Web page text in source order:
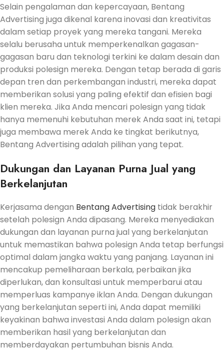
Selain pengalaman dan kepercayaan, Bentang
Advertising juga dikenal karena inovasi dan kreativitas
dalam setiap proyek yang mereka tangani. Mereka
selalu berusaha untuk memperkenalkan gagasan-
gagasan baru dan teknologi terkini ke dalam desain dan
produksi polesign mereka. Dengan tetap berada di garis
depan tren dan perkembangan industri, mereka dapat
memberikan solusi yang paling efektif dan efisien bagi
klien mereka. Jika Anda mencari polesign yang tidak
hanya memenuhi kebutuhan merek Anda saat ini, tetapi
juga membawa merek Anda ke tingkat berikutnya,
Bentang Advertising adalah pilihan yang tepat.
Dukungan dan Layanan Purna Jual yang
Berkelanjutan
Kerjasama dengan Bentang Advertising tidak berakhir
setelah polesign Anda dipasang. Mereka menyediakan
dukungan dan layanan purna jual yang berkelanjutan
untuk memastikan bahwa polesign Anda tetap berfungsi
optimal dalam jangka waktu yang panjang. Layanan ini
mencakup pemeliharaan berkala, perbaikan jika
diperlukan, dan konsultasi untuk memperbarui atau
memperluas kampanye iklan Anda. Dengan dukungan
yang berkelanjutan seperti ini, Anda dapat memiliki
keyakinan bahwa investasi Anda dalam polesign akan
memberikan hasil yang berkelanjutan dan
memberdayakan pertumbuhan bisnis Anda.